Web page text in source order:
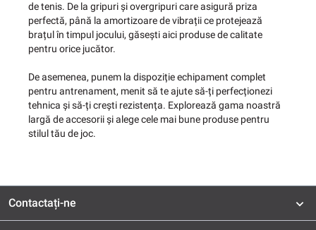
de tenis. De la gripuri și overgripuri care asigură priza
perfectă, până la amortizoare de vibrații ce protejează
brațul în timpul jocului, găsești aici produse de calitate
pentru orice jucător.
De asemenea, punem la dispoziție echipament complet
pentru antrenament, menit să te ajute să-ți perfecționezi
tehnica și să-ți crești rezistența. Explorează gama noastră
largă de accesorii și alege cele mai bune produse pentru
stilul tău de joc.
Contactați-ne